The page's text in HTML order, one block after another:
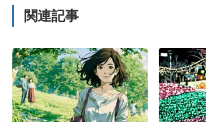
関連記事